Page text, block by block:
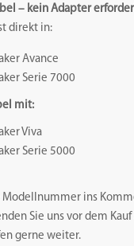
– kein Adapter
direkt in:
Avance
Serie 7000
mit:
Viva
Serie 5000
Modellnummer ins
Sie uns vor dem
gerne weiter.